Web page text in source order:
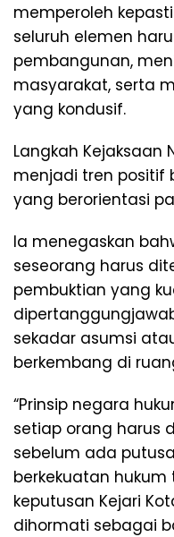
memperoleh
seluruh elemen
pembangunan,
masyarakat, serta
yang kondusif.
Langkah Kejaksaan
menjadi tren positif
yang berorientasi
Ia menegaskan
seseorang harus
pembuktian yang
sekadar asumsi
berkembang di
“Prinsip negara
setiap orang harus
sebelum ada
berkekuatan hukum
keputusan Kejari
dihormati sebagai